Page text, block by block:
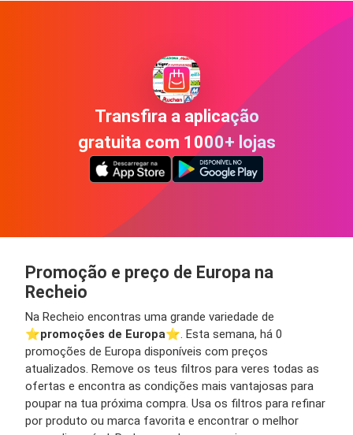
Transfira a aplicação
gratuita com 1000+ lojas
Promoção e preço de Europa na
Recheio
Na Recheio encontras uma grande variedade de
⭐️promoções de Europa⭐️. Esta semana, há 0
promoções de Europa disponíveis com preços
atualizados. Remove os teus filtros para veres todas as
ofertas e encontra as condições mais vantajosas para
poupar na tua próxima compra. Usa os filtros para refinar
por produto ou marca favorita e encontrar o melhor